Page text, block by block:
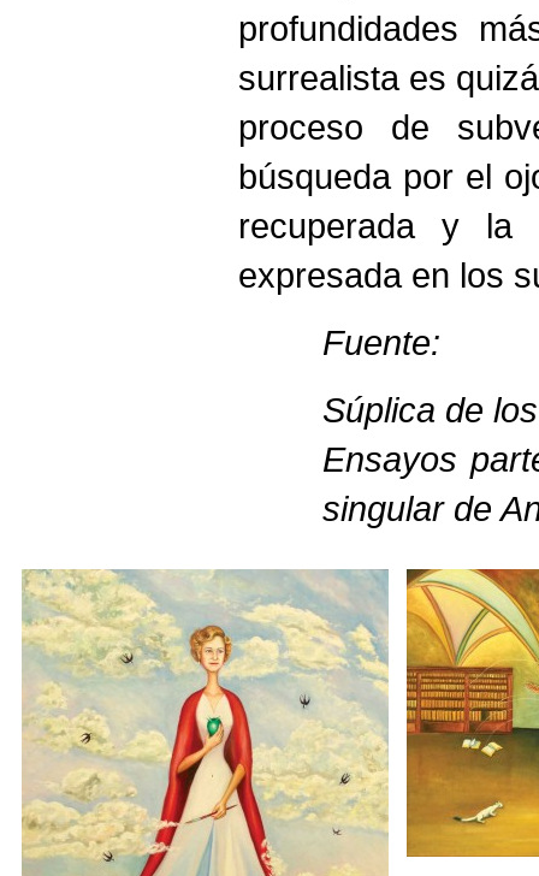
profundidades
surrealista es
proceso de
búsqueda por el
recuperada y
expresada en los
Fuente:
Súplica de
Ensayos
singular de